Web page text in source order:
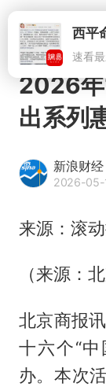
速看
2026年
出系列
新浪财经
2026-05-
来源：滚
（来源：
北京商报
十六个“
办。本次